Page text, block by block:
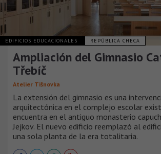
EDIFICIOS EDUCACIONALES REPÚBLICA CHECA
Ampliación del Gimnasio
Třebíč
Atelier Tišnovka
La extensión del gimnasio es una
arquitectónica en el complejo escolar
encuentra en el antiguo monasterio
Jejkov. El nuevo edificio reemplazó al
una sola planta de la era totalitaria.